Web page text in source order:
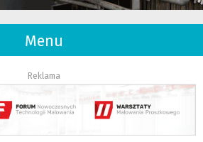
Menu
Reklama